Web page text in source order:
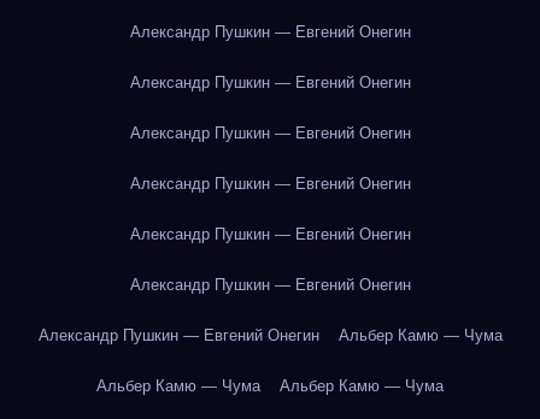
Александр Пушкин — Евгений Онегин
Александр Пушкин — Евгений Онегин
Александр Пушкин — Евгений Онегин
Александр Пушкин — Евгений Онегин
Александр Пушкин — Евгений Онегин
Александр Пушкин — Евгений Онегин
Александр Пушкин — Евгений Онегин Альбер Камю — Чума
Альбер Камю — Чума Альбер Камю — Чума